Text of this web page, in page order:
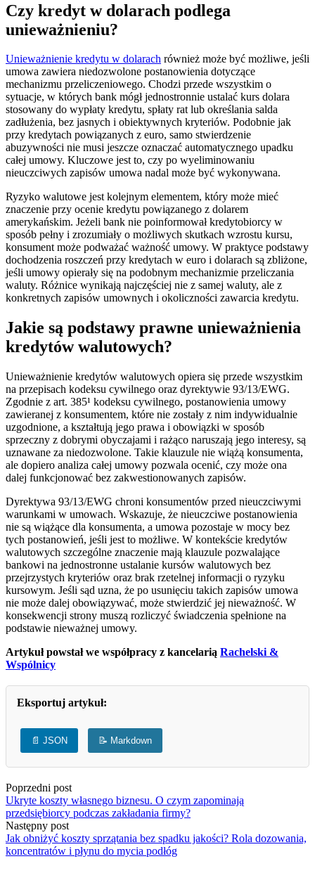
Czy kredyt w dolarach podlega
unieważnieniu?
Unieważnienie kredytu w dolarach również może być możliwe, jeśli
umowa zawiera niedozwolone postanowienia dotyczące
mechanizmu przeliczeniowego. Chodzi przede wszystkim o
sytuacje, w których bank mógł jednostronnie ustalać kurs dolara
stosowany do wypłaty kredytu, spłaty rat lub określania salda
zadłużenia, bez jasnych i obiektywnych kryteriów. Podobnie jak
przy kredytach powiązanych z euro, samo stwierdzenie
abuzywności nie musi jeszcze oznaczać automatycznego upadku
całej umowy. Kluczowe jest to, czy po wyeliminowaniu
nieuczciwych zapisów umowa nadal może być wykonywana.
Ryzyko walutowe jest kolejnym elementem, który może mieć
znaczenie przy ocenie kredytu powiązanego z dolarem
amerykańskim. Jeżeli bank nie poinformował kredytobiorcy w
sposób pełny i zrozumiały o możliwych skutkach wzrostu kursu,
konsument może podważać ważność umowy. W praktyce podstawy
dochodzenia roszczeń przy kredytach w euro i dolarach są zbliżone,
jeśli umowy opierały się na podobnym mechanizmie przeliczania
waluty. Różnice wynikają najczęściej nie z samej waluty, ale z
konkretnych zapisów umownych i okoliczności zawarcia kredytu.
Jakie są podstawy prawne unieważnienia
kredytów walutowych?
Unieważnienie kredytów walutowych opiera się przede wszystkim
na przepisach kodeksu cywilnego oraz dyrektywie 93/13/EWG.
Zgodnie z art. 385¹ kodeksu cywilnego, postanowienia umowy
zawieranej z konsumentem, które nie zostały z nim indywidualnie
uzgodnione, a kształtują jego prawa i obowiązki w sposób
sprzeczny z dobrymi obyczajami i rażąco naruszają jego interesy, są
uznawane za niedozwolone. Takie klauzule nie wiążą konsumenta,
ale dopiero analiza całej umowy pozwala ocenić, czy może ona
dalej funkcjonować bez zakwestionowanych zapisów.
Dyrektywa 93/13/EWG chroni konsumentów przed nieuczciwymi
warunkami w umowach. Wskazuje, że nieuczciwe postanowienia
nie są wiążące dla konsumenta, a umowa pozostaje w mocy bez
tych postanowień, jeśli jest to możliwe. W kontekście kredytów
walutowych szczególne znaczenie mają klauzule pozwalające
bankowi na jednostronne ustalanie kursów walutowych bez
przejrzystych kryteriów oraz brak rzetelnej informacji o ryzyku
kursowym. Jeśli sąd uzna, że po usunięciu takich zapisów umowa
nie może dalej obowiązywać, może stwierdzić jej nieważność. W
konsekwencji strony muszą rozliczyć świadczenia spełnione na
podstawie nieważnej umowy.
Artykuł powstał we współpracy z kancelarią Rachelski &
Wspólnicy
Eksportuj artykuł:
📄 JSON 📝 Markdown
Poprzedni post
Ukryte koszty własnego biznesu. O czym zapominają
przedsiębiorcy podczas zakładania firmy?
Następny post
Jak obniżyć koszty sprzątania bez spadku jakości? Rola dozowania,
koncentratów i płynu do mycia podłóg